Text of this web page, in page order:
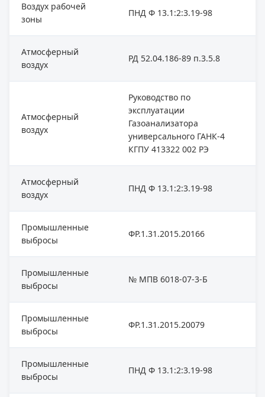
Воздух рабочей
зоны
ПНД Ф 13.1:2:3.19-98
Атмосферный
воздух
РД 52.04.186-89 п.3.5.8
Атмосферный
воздух
Руководство по
эксплуатации
Газоанализатора
универсального ГАНК-4
КГПУ 413322 002 РЭ
Атмосферный
воздух
ПНД Ф 13.1:2:3.19-98
Промышленные
выбросы
ФР.1.31.2015.20166
Промышленные
выбросы
№ МПВ 6018-07-3-Б
Промышленные
выбросы
ФР.1.31.2015.20079
Промышленные
выбросы
ПНД Ф 13.1:2:3.19-98